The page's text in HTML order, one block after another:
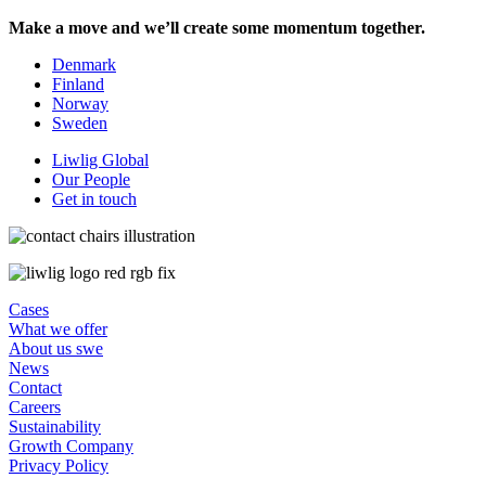
Make a move and we’ll create some momentum together.
Denmark
Finland
Norway
Sweden
Liwlig Global
Our People
Get in touch
Cases
What we offer
About us swe
News
Contact
Careers
Sustainability
Growth Company
Privacy Policy